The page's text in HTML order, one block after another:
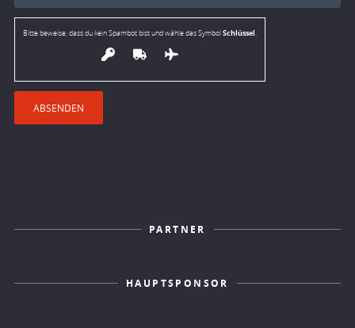
Bitte beweise, dass du kein Spambot bist und wähle das SymbolSchlüssel.
PARTNER
HAUPTSPONSOR